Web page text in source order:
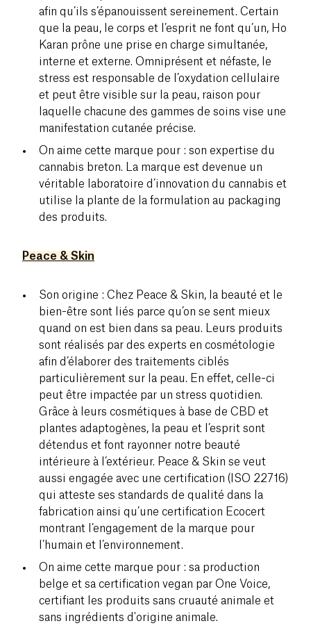
afin qu’ils s’épanouissent sereinement. Certain
que la peau, le corps et l’esprit ne font qu’un, Ho
Karan prône une prise en charge simultanée,
interne et externe. Omniprésent et néfaste, le
stress est responsable de l’oxydation cellulaire
et peut être visible sur la peau, raison pour
laquelle chacune des gammes de soins vise une
manifestation cutanée précise.
On aime cette marque pour : son expertise du
cannabis breton. La marque est devenue un
véritable laboratoire d’innovation du cannabis et
utilise la plante de la formulation au packaging
des produits.
Peace & Skin
Son origine : Chez Peace & Skin, la beauté et le
bien-être sont liés parce qu’on se sent mieux
quand on est bien dans sa peau. Leurs produits
sont réalisés par des experts en cosmétologie
afin d’élaborer des traitements ciblés
particulièrement sur la peau. En effet, celle-ci
peut être impactée par un stress quotidien.
Grâce à leurs cosmétiques à base de CBD et
plantes adaptogènes, la peau et l’esprit sont
détendus et font rayonner notre beauté
intérieure à l’extérieur. Peace & Skin se veut
aussi engagée avec une certification (ISO 22716)
qui atteste ses standards de qualité dans la
fabrication ainsi qu’une certification Ecocert
montrant l’engagement de la marque pour
l’humain et l’environnement.
On aime cette marque pour : sa production
belge et sa certification vegan par One Voice,
certifiant les produits sans cruauté animale et
sans ingrédients d'origine animale.